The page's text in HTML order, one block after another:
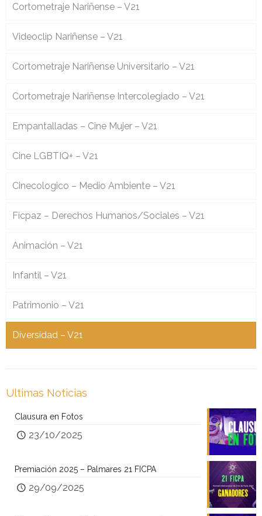
Cortometraje Nariñense – V21
Videoclip Nariñense – V21
Cortometraje Nariñense Universitario – V21
Cortometraje Nariñense Intercolegiado – V21
Empantalladas – Cine Mujer – V21
Cine LGBTIQ+ – V21
Cinecologico – Medio Ambiente – V21
Ficpaz – Derechos Humanos/Sociales – V21
Animación – V21
Infantil – V21
Patrimonio – V21
Diversidad – V21
Ultimas Noticias
Clausura en Fotos
23/10/2025
Premiación 2025 – Palmares 21 FICPA
29/09/2025